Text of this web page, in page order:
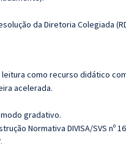
da Diretoria Colegiada
como recurso didático
acelerada.
gradativo.
Normativa DIVISA/SVS nº